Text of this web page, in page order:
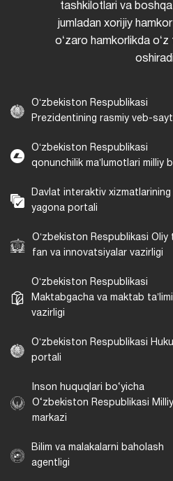
tashkilotlari va
jumladan xorijiy
oʻzaro hamkorlikda
Oʻzbekiston Respublikasi
Prezidentining rasmiy veb-sayti
Oʻzbekiston Respublikasi
qonunchilik maʼlumotlari milliy
Davlat interaktiv xizmatlarining
yagona portali
Oʻzbekiston Respublikasi Oliy
fan va innovatsiyalar vazirligi
Oʻzbekiston Respublikasi
Maktabgacha va maktab taʼlimi
vazirligi
Oʻzbekiston Respublikasi
portali
Inson huquqlari bo‘yicha
O‘zbekiston Respublikasi Milliy
markazi
Bilim va malakalarni baholash
agentligi